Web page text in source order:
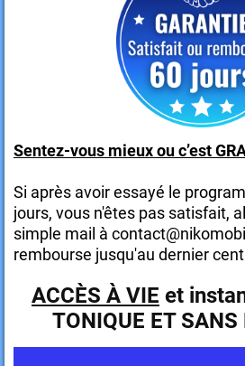
Sentez-vous mieux ou c’est
Si après avoir essayé le
jours, vous n'êtes pas satisfait,
simple mail à
rembourse jusqu'au dernier
ACCÈS À VIE et
TONIQUE ET SANS